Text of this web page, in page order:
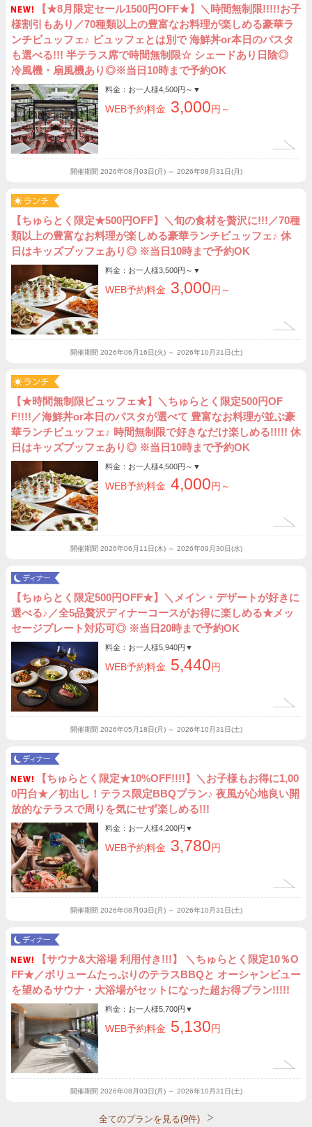
【★8月限定セール1500円OFF★】＼時間無制限!!!!!お子
様割引もあり／70種類以上の豊富なお料理が楽しめる豪華ラ
ンチビュッフェ♪ ビュッフェとは別で 海鮮丼or本日のパスタ
も選べる!!! 半テラス席で時間無制限☆ シェードあり日陰◎
冷風機・扇風機あり◎※当日10時まで予約OK
料金：お一人様4,500円～ ▼
WEB予約料金 3,000円～
開催期間 2026年08月03日(月) ～ 2026年08月31日(月)
【ちゅらとく限定★500円OFF】＼旬の食材を贅沢に!!!／70種
類以上の豊富なお料理が楽しめる豪華ランチビュッフェ♪ 休
日はキッズブッフェあり◎ ※当日10時まで予約OK
料金：お一人様3,500円～ ▼
WEB予約料金 3,000円～
開催期間 2026年06月16日(火) ～ 2026年10月31日(土)
【★時間無制限ビュッフェ★】＼ちゅらとく限定500円OF
F!!!!／海鮮丼or本日のパスタが選べて 豊富なお料理が並ぶ豪
華ランチビュッフェ♪ 時間無制限で好きなだけ楽しめる!!!!! 休
日はキッズブッフェあり◎ ※当日10時まで予約OK
料金：お一人様4,500円～ ▼
WEB予約料金 4,000円～
開催期間 2026年06月11日(木) ～ 2026年09月30日(水)
【ちゅらとく限定500円OFF★】＼メイン・デザートが好きに
選べる♪／全5品贅沢ディナーコースがお得に楽しめる★メッ
セージプレート対応可◎ ※当日20時まで予約OK
料金：お一人様5,940円 ▼
WEB予約料金 5,440円
開催期間 2026年05月18日(月) ～ 2026年10月31日(土)
【ちゅらとく限定★10%OFF!!!!】＼お子様もお得に1,00
0円台★／初出し！テラス限定BBQプラン♪ 夜風が心地良い開
放的なテラスで周りを気にせず楽しめる!!!
料金：お一人様4,200円 ▼
WEB予約料金 3,780円
開催期間 2026年08月03日(月) ～ 2026年10月31日(土)
【サウナ&大浴場 利用付き!!!】 ＼ちゅらとく限定10％O
FF★／ボリュームたっぷりのテラスBBQと オーシャンビュー
を望めるサウナ・大浴場がセットになった超お得プラン!!!!!
料金：お一人様5,700円 ▼
WEB予約料金 5,130円
開催期間 2026年08月03日(月) ～ 2026年10月31日(土)
全てのプランを見る(9件)